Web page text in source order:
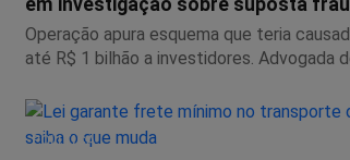
Operação apura esquema que teria
até R$ 1 bilhão a investidores. Advogada
POLÍTICA